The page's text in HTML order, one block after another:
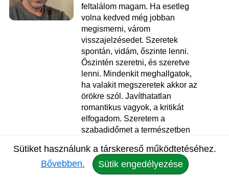
feltalálom magam. Ha esetleg
volna kedved még jobban
megismerni, várom
visszajelzésedet. Szeretek
spontán, vidám, őszinte lenni.
Őszintén szeretni, és szeretve
lenni. Mindenkit meghallgatok,
ha valakit megszeretek akkor az
örökre szól. Javíthatatlan
romantikus vagyok, a kritikát
elfogadom. Szeretem a
szabadidőmet a természetben
normális ember vagyok.
Őszinte...
Sütiket használunk a társkereső működtetéséhez.
Bővebben.
Sütik engedélyezése